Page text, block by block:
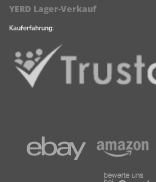
YERD Lager-Verkauf
Kauferfahrung: